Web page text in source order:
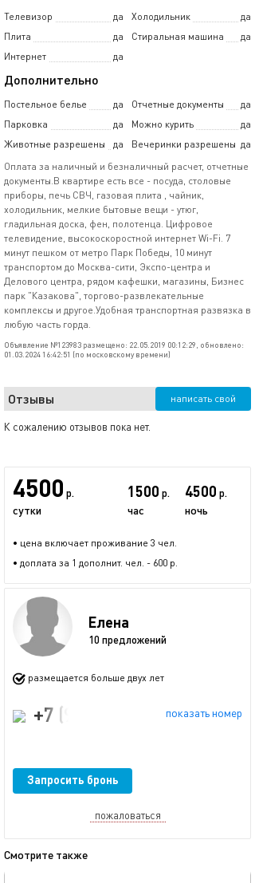
Телевизор да Холодильник
да
Плита
да Стиральная машина
да
Интернет
да
Дополнительно
Постельное белье да Отчетные документы
да
Парковка
да Можно курить
да
Животные разрешены
да Вечеринки разрешены да
Оплата за наличный и безналичный расчет, отчетные
документы.В квартире есть все - посуда, столовые
приборы, печь СВЧ, газовая плита , чайник,
холодильник, мелкие бытовые вещи - утюг,
гладильная доска, фен, полотенца. Цифровое
телевидение, высокоскоростной интернет Wi-Fi. 7
минут пешком от метро Парк Победы, 10 минут
транспортом до Москва-сити, Экспо-центра и
Делового центра, рядом кафешки, магазины, Бизнес
парк "Казакова", торгово-развлекательные
комплексы и другое.Удобная транспортная развязка в
любую часть горда.
Объявление №123983 размещено: 22.05.2019 00:12:29, обновлено:
01.03.2024 16:42:51 (по московскому времени)
Отзывы написать свой
К сожалению отзывов пока нет.
4500 р.
сутки
1500 р.
час
4500 р.
ночь
• цена включает проживание 3 чел.
• доплата за 1 дополнит. чел. - 600 р.
Елена
10 предложений
размещается больше двух лет
показать номер
+7 (996) 710-93-15
Запросить бронь
пожаловаться
Смотрите также